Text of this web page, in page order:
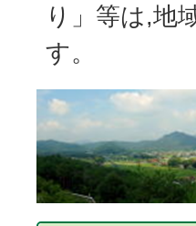
り」等は,地
す。